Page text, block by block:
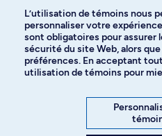
Exemples d'emplois
L’utilisation de témoins nous
personnaliser votre
sont obligatoires pour assurer
sécurité du site Web, alors
préférences. En acceptant
utilisation de témoins pour